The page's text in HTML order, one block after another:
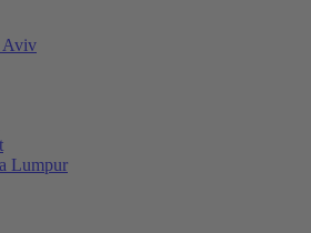
Aviv
Lumpur